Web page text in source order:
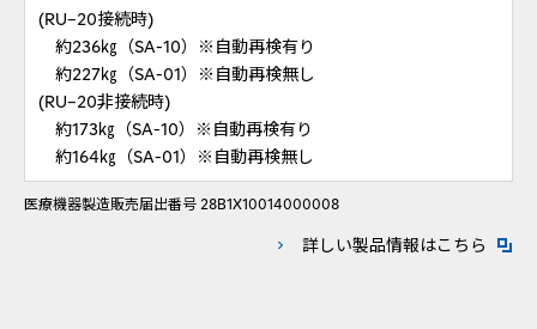
(RU–20接続時)
約236㎏（SA-10）※自動再検有り
約227㎏（SA-01）※自動再検無し
(RU–20非接続時)
約173㎏（SA-10）※自動再検有り
約164㎏（SA-01）※自動再検無し
医療機器製造販売届出番号 28B1X10014000008
詳しい製品情報はこちら 新規